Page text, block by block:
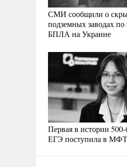
СМИ сообщили о
подземных заводах по
БПЛА на Украине
Первая в истории
ЕГЭ поступила в